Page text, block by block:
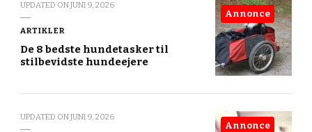
UPDATED ONJUNI 9, 2026
ARTIKLER
De 8 bedste hundetasker til
stilbevidste hundeejere
Annonce
UPDATED ONJUNI 9, 2026
Annonce